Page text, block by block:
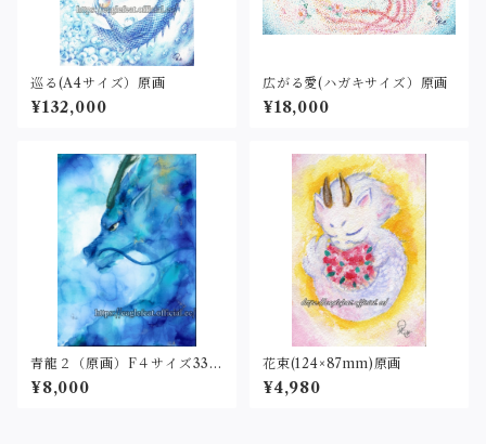
巡る(A4サイズ）原画
¥132,000
広がる愛(ハガキサイズ）原画
¥18,000
青龍２（原画）F４サイズ333
×242
¥8,000
花束(124×87mm)原画
¥4,980